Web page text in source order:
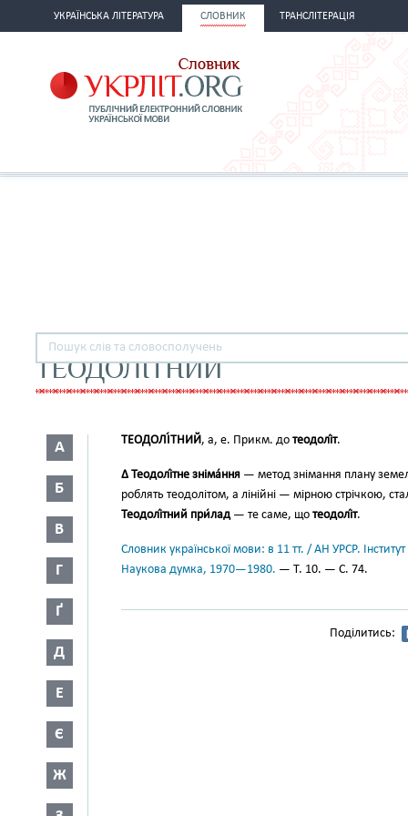
УКРАЇНСЬКА ЛІТЕРАТУРА СЛОВНИК ТРАНСЛІТЕРАЦІЯ
ТЕОДОЛІТНИЙ
А
Б
В
Г
Ґ
Д
Е
Є
Ж
ТЕОДОЛІ́ТНИЙ, а, е. Прикм. до теодолі́т.
∆ Теодолі́тне зніма́ння — метод знімання плану
роблять теодолітом, а лінійні — мірною стрічкою,
Теодолі́тний при́лад— те саме, що теодолі́т.
Словник української мови: в 11 тт. / АН УРСР.
Наукова думка, 1970—1980. — Т. 10. — С. 74.
Поділитись: